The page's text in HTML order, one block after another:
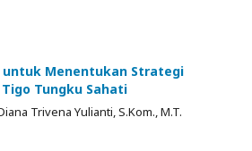
Menentukan Strategi
Tungku Sahati
Trivena Yulianti, S.Kom., M.T.